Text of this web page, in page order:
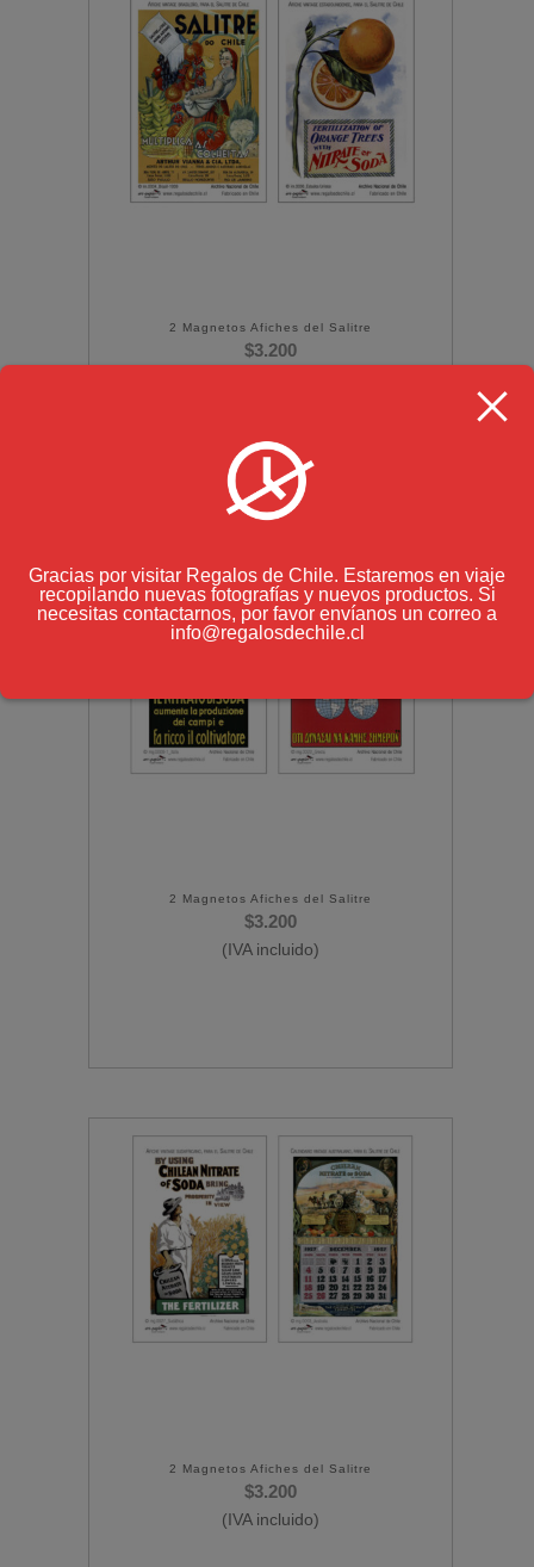
2 Magnetos Afiches del Salitre
$3.200
2 Magnetos Afiches del Salitre
$3.200
(IVA incluido)
2 Magnetos Afiches del Salitre
$3.200
(IVA incluido)
Gracias por visitar Regalos de Chile. Estaremos en viaje
recopilando nuevas fotografías y nuevos productos. Si
necesitas contactarnos, por favor envíanos un correo a
info@regalosdechile.cl